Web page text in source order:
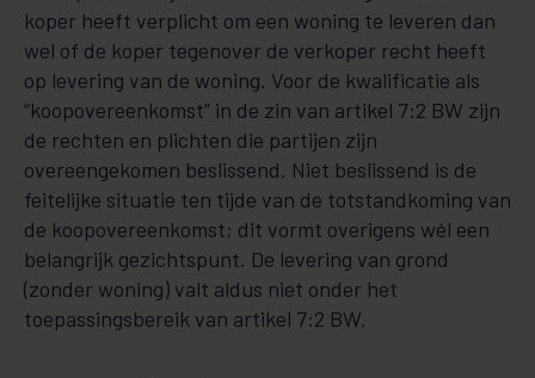
koper heeft verplicht om een woning te leveren dan
wel of de koper tegenover de verkoper recht heeft
op levering van de woning. Voor de kwalificatie als
“koopovereenkomst” in de zin van artikel 7:2 BW zijn
de rechten en plichten die partijen zijn
overeengekomen beslissend. Niet beslissend is de
feitelijke situatie ten tijde van de totstandkoming van
de koopovereenkomst; dit vormt overigens wél een
belangrijk gezichtspunt. De levering van grond
(zonder woning) valt aldus niet onder het
toepassingsbereik van artikel 7:2 BW.